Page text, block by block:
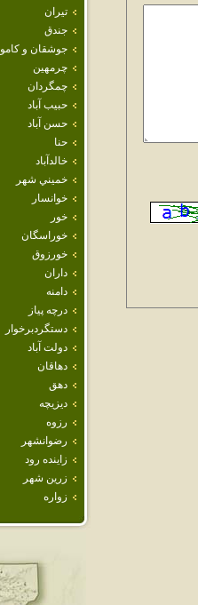
تيران
جندق
جوشقان و كامو
چرمهين
چمگردان
حبيب آباد
حسن آباد
حنا
خالدآباد
خميني شهر
خوانسار
خور
خوراسگان
خورزوق
داران
دامنه
درچه پياز
دستگردبرخوار
دولت آباد
دهاقان
دهق
ديزيچه
رزوه
رضوانشهر
زاينده رود
زرين شهر
زواره